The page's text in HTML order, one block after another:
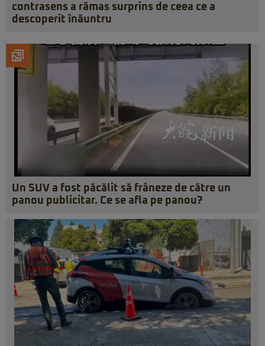
contrasens a rămas surprins de ceea ce a
descoperit înăuntru
Un SUV a fost păcălit să frâneze de către un
panou publicitar. Ce se afla pe panou?